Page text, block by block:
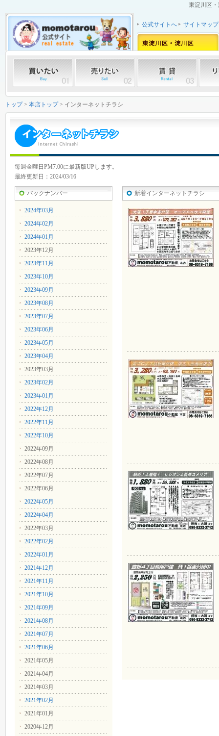
東淀川区
公式サイトへ サイトマップ
トップ> 本店トップ> インターネットチラシ
毎週金曜日PM7:00に最新版UPします。
最終更新日：2024/03/16
バックナンバー
2024年03月
2024年02月
2024年01月
2023年12月
2023年11月
2023年10月
2023年09月
2023年08月
2023年07月
2023年06月
2023年05月
2023年04月
2023年03月
2023年02月
2023年01月
2022年12月
2022年11月
2022年10月
2022年09月
2022年08月
2022年07月
2022年06月
2022年05月
2022年04月
2022年03月
2022年02月
2022年01月
2021年12月
2021年11月
2021年10月
2021年09月
2021年08月
2021年07月
2021年06月
2021年05月
2021年04月
2021年03月
2021年02月
2021年01月
2020年12月
新着インターネットチラシ